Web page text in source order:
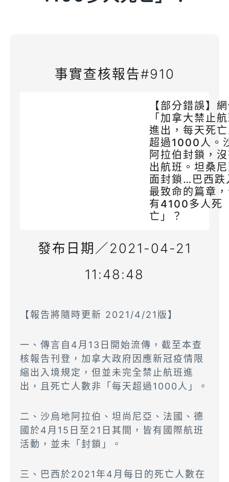
事實查核報告#910
【部分錯誤】
「加拿大禁止
進出，每天死
超過1000人。
阿拉伯封鎖，
出航班。坦桑
面封鎖…巴西跌
最致命的篇章
有4100多人死
亡」？
發布日期／2021-04-21
11:48:48
【報告將隨時更新 2021/4/21版】
一、傳言自4月13日開始流傳，截至本查
核報告刊登，加拿大政府因應新冠疫情限
縮出入境規定，但並未完全禁止航班進
出，且死亡人數非「每天超過1000人」。
二、沙烏地阿拉伯、坦尚尼亞、法國、德
國於4月15日至21日其間，皆有國際航班
活動，並未「封鎖」。
三、巴西於2021年4月每日的死亡人數在